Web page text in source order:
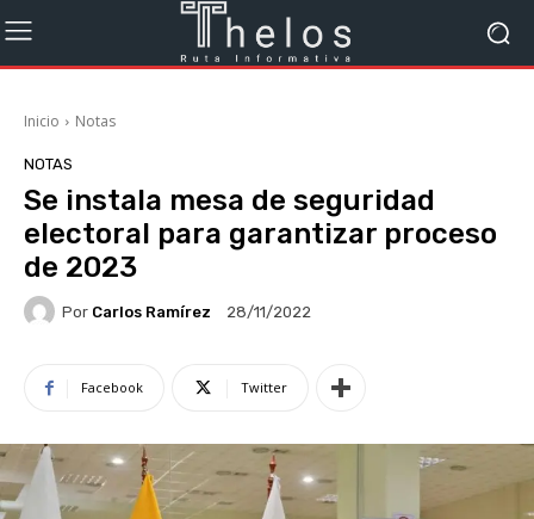
Inicio Notas
NOTAS
Se instala mesa de seguridad
electoral para garantizar proceso
de 2023
Por Carlos Ramírez 28/11/2022
Facebook Twitter